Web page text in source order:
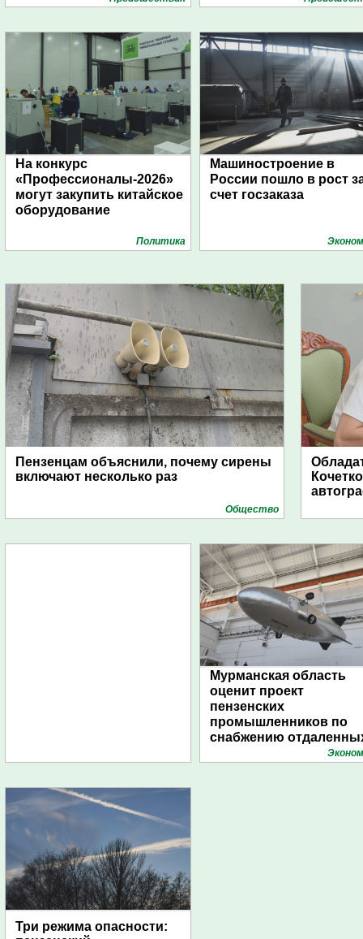
На конкурс
«Профессионалы-2026»
могут закупить китайское
оборудование
Политика
Машиностроение в
России пошло в рост
счет госзаказа
Пензенцам объяснили, почему сирены
включают несколько раз
Общество
Мурманская область
оценит проект
пензенских
промышленников по
снабжению
поселений с помощью
Три режима опасности: